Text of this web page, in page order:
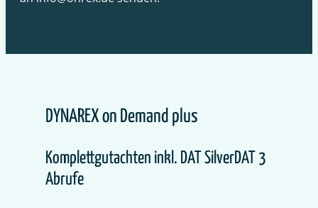
DYNAREX on Demand plus
Komplettgutachten inkl. DAT SilverDAT 3
Abrufe